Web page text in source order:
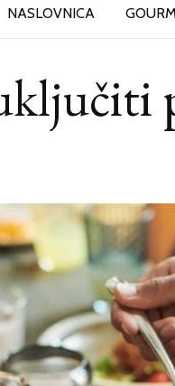
NASLOVNICA